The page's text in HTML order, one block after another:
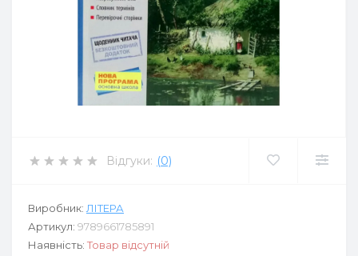
Відгуки: (0)
Виробник: ЛІТЕРА
Артикул: 9789661785891
Наявність: Товар відсутній